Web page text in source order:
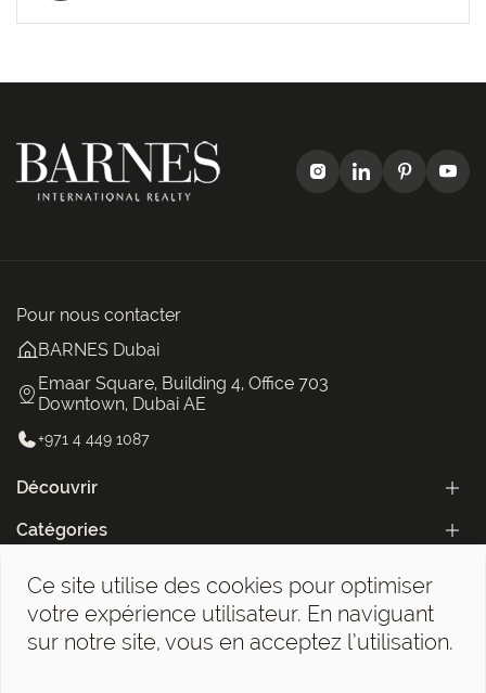
Pour nous contacter
BARNES Dubai
Emaar Square, Building 4, Office 703
Downtown, Dubai AE
+971 4 449 1087
Découvrir
Catégories
La Newsletter BARNES Dubai !
Ce site utilise des cookies pour optimiser
votre expérience utilisateur. En naviguant
sur notre site, vous en acceptez l’utilisation.